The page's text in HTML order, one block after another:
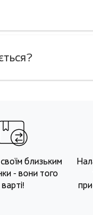
близьким
- вони того
варті!